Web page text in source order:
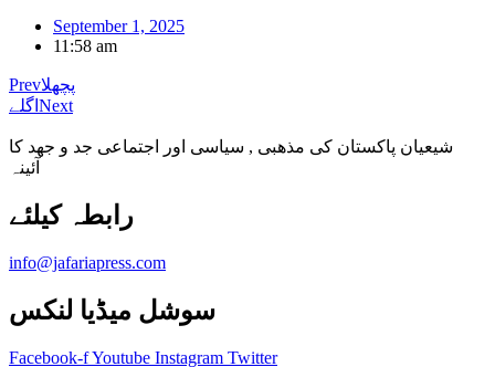
September 1, 2025
11:58 am
Prevپچھلا
اگلے Next
شیعیان پاکستان کی مذهبی , سیاسی اور اجتماعی جد و جهد کا
آئینہ
info@jafariapress.com​
سوشل میڈیا لنکس
Facebook-fYoutube Instagram Twitter